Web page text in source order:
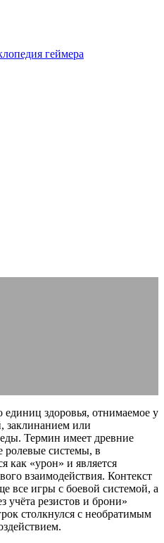
единиц здоровья, отнимаемое у
заклинанием или
Термин имеет древние
ролевые системы, в
как «урон» и является
взаимодействия. Контекст
все игры с боевой системой, а
резистов и брони»
столкнулся с необратимым